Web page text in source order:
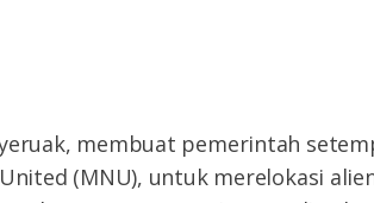
membuat pemerintah
(MNU), untuk merelokasi